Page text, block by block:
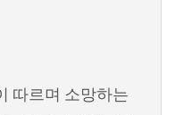
따르며 소망하는